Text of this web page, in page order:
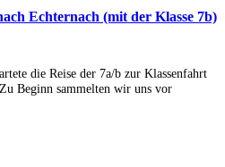
Echternach (mit der Klasse 7b)
die Reise der 7a/b zur Klassenfahrt
Beginn sammelten wir uns vor